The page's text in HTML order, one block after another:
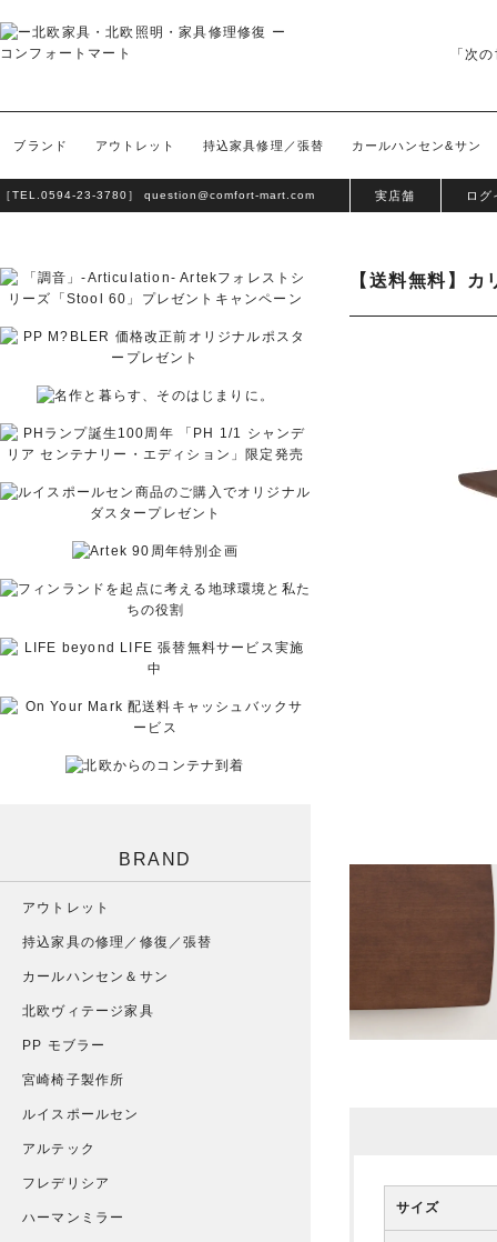
「次
ブランド アウトレット 持込家具修理／張替 カールハンセン&サン
［TEL. 0594-23-3780］ question@comfort-mart.com 実店舗 ログ
【送料無料】
サイズ
BRAND
アウトレット
持込家具の修理／修復／張替
カールハンセン＆サン
北欧ヴィテージ家具
PP モブラー
宮崎椅子製作所
ルイスポールセン
アルテック
フレデリシア
ハーマンミラー